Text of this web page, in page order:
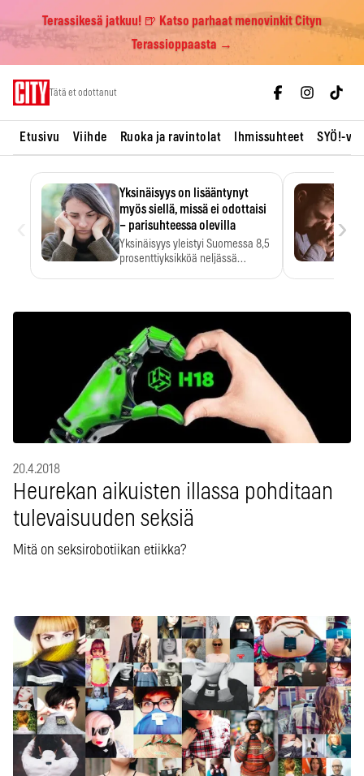
Terassikesä jatkuu! 🍺 Katso parhaat menovinkit Cityn
Terassioppaasta →
Tätä et odottanut
Etusivu Viihde Ruoka ja ravintolat Ihmissuhteet SYÖ!-
Yksinäisyys on lisääntynyt
myös siellä, missä ei odottaisi
– parisuhteessa olevilla
Yksinäisyys yleistyi Suomessa 8,5
prosenttiyksikköä neljässä
›
20.4.2018
Heurekan aikuisten illassa pohditaan
tulevaisuuden seksiä
Mitä on seksirobotiikan etiikka?